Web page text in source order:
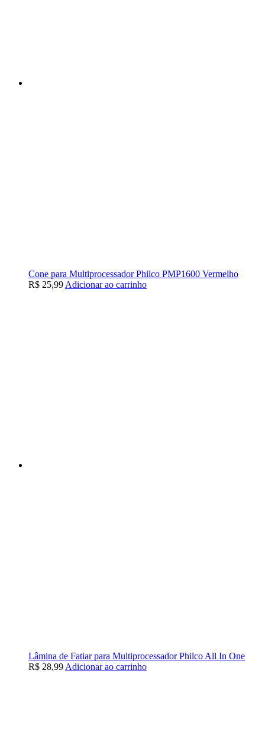
Cone para Multiprocessador Philco PMP1600 Vermelho
R$ 25,99 Adicionar ao carrinho
Lâmina de Fatiar para Multiprocessador Philco All In One
R$ 28,99 Adicionar ao carrinho